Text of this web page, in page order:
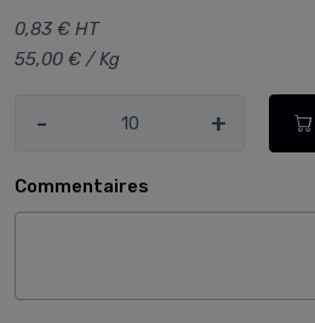
0,83 € HT
55,00 € / Kg
- +
Commentaires